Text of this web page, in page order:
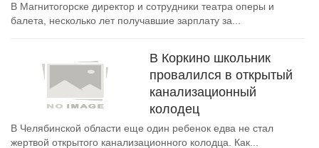
В Магнитогорске директор и сотрудники театра оперы и
балета, несколько лет получавшие зарплату за...
В Коркино школьник
провалился в открытый
канализационный
колодец
В Челябинской области еще один ребенок едва не стал
жертвой открытого канализационного колодца. Как...